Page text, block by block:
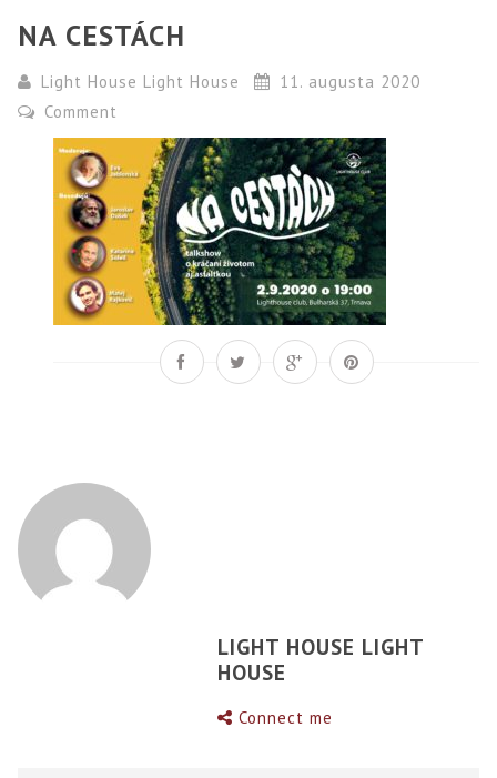
NA CESTÁCH
Light House Light House
11. augusta 2020
Comment
LIGHT HOUSE LIGHT
HOUSE
Connect me